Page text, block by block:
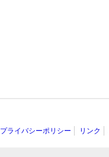
プライバシーポリシー リンク